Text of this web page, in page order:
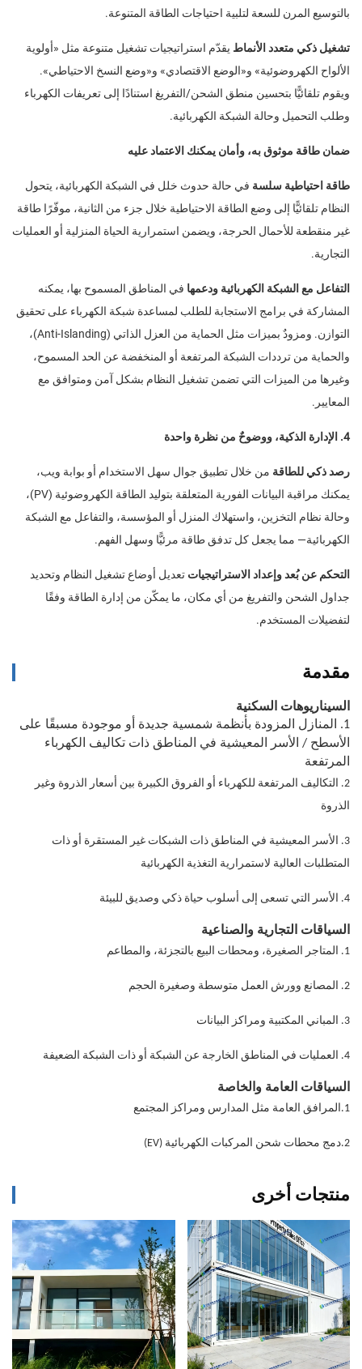
بالتوسيع المرن للسعة لتلبية احتياجات الطاقة المتنوعة.
تشغيل ذكي متعدد الأنماط يقدّم استراتيجيات تشغيل متنوعة مثل «أولوية
الألواح الكهروضوئية» و«الوضع الاقتصادي» و«وضع النسخ الاحتياطي».
ويقوم تلقائيًّا بتحسين منطق الشحن/التفريغ استنادًا إلى تعريفات الكهرباء
وطلب التحميل وحالة الشبكة الكهربائية.
ضمان طاقة موثوق به، وأمان يمكنك الاعتماد عليه
طاقة احتياطية سلسة في حالة حدوث خلل في الشبكة الكهربائية، يتحول
النظام تلقائيًّا إلى وضع الطاقة الاحتياطية خلال جزء من الثانية، موفّرًا طاقة
غير منقطعة للأحمال الحرجة، ويضمن استمرارية الحياة المنزلية أو العمليات
التجارية.
التفاعل مع الشبكة الكهربائية ودعمها في المناطق المسموح بها، يمكنه
المشاركة في برامج الاستجابة للطلب لمساعدة شبكة الكهرباء على تحقيق
التوازن. ومزودٌ بميزات مثل الحماية من العزل الذاتي (Anti-Islanding)،
والحماية من ترددات الشبكة المرتفعة أو المنخفضة عن الحد المسموح،
وغيرها من الميزات التي تضمن تشغيل النظام بشكل آمن ومتوافق مع
المعايير.
4. الإدارة الذكية، ووضوحٌ من نظرة واحدة
رصد ذكي للطاقة من خلال تطبيق جوال سهل الاستخدام أو بوابة ويب،
يمكنك مراقبة البيانات الفورية المتعلقة بتوليد الطاقة الكهروضوئية (PV)،
وحالة نظام التخزين، واستهلاك المنزل أو المؤسسة، والتفاعل مع الشبكة
الكهربائية— مما يجعل كل تدفق طاقة مرئيًّا وسهل الفهم.
التحكم عن بُعد وإعداد الاستراتيجيات تعديل أوضاع تشغيل النظام وتحديد
جداول الشحن والتفريغ من أي مكان، ما يمكّن من إدارة الطاقة وفقًا
لتفضيلات المستخدم.
مقدمة
السيناريوهات السكنية
1. المنازل المزودة بأنظمة شمسية جديدة أو موجودة مسبقًا على
الأسطح / الأسر المعيشية في المناطق ذات تكاليف الكهرباء
المرتفعة
2. التكاليف المرتفعة للكهرباء أو الفروق الكبيرة بين أسعار الذروة وغير
الذروة
3. الأسر المعيشية في المناطق ذات الشبكات غير المستقرة أو ذات
المتطلبات العالية لاستمرارية التغذية الكهربائية
4. الأسر التي تسعى إلى أسلوب حياة ذكي وصديق للبيئة
السياقات التجارية والصناعية
1. المتاجر الصغيرة، ومحطات البيع بالتجزئة، والمطاعم
2. المصانع وورش العمل متوسطة وصغيرة الحجم
3. المباني المكتبية ومراكز البيانات
4. العمليات في المناطق الخارجة عن الشبكة أو ذات الشبكة الضعيفة
السياقات العامة والخاصة
1. المرافق العامة مثل المدارس ومراكز المجتمع
2. دمج محطات شحن المركبات الكهربائية (EV)
منتجات أخرى